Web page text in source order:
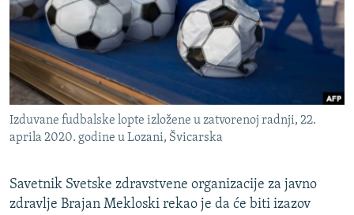
ISPRIČAJ MI
DNEVNO@RSE
SPECIJALI RSE
VIŠE OD NASLOVA
GENOCID U SREBRENICI
TV LIBERTY
PRATITE NAS
Sve RFE/RL stranice
Izduvane fudbalske lopte izložene u zatvorenoj radnji, 22.
aprila 2020. godine u Lozani, Švicarska
Savetnik Svetske zdravstvene organizacije za javno
zdravlje Brajan Mekloski rekao je da će biti izazov